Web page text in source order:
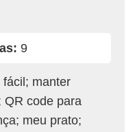
9
manter
QR code para
meu prato;